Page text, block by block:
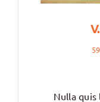
Nulla